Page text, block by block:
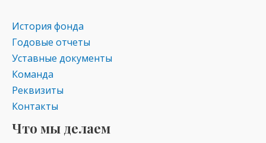
История фонда
Годовые отчеты
Уставные документы
Команда
Реквизиты
Контакты
Что мы делаем